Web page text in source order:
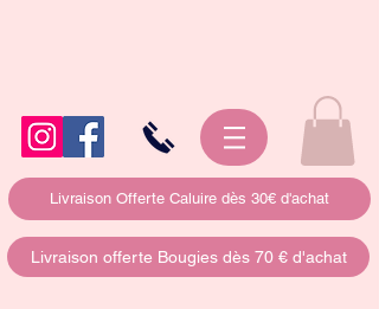
Livraison Offerte Caluire dès 30€ d'achat
Livraison offerte Bougies dès 70 € d'achat